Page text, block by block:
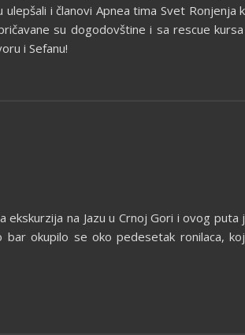
i članovi Apnea tima Svet
su dogodovštine i sa rescue
i Sefanu!
na Jazu u Crnoj Gori i ovog
okupilo se oko pedesetak ronilaca,